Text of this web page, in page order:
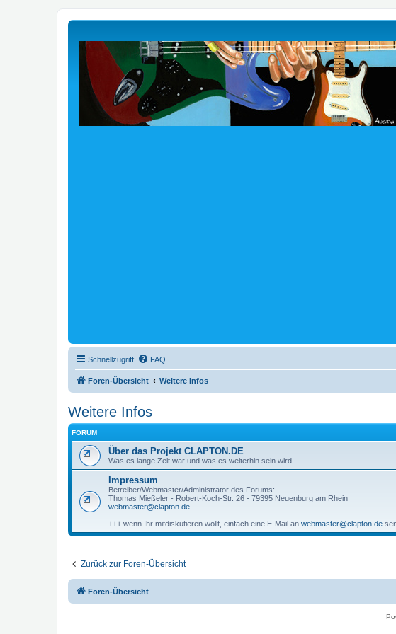
Schnellzugriff FAQ
Foren-Übersicht Weitere Infos
Weitere Infos
FORUM
Über das Projekt CLAPTON.DE
Was es lange Zeit war und was es weiterhin sein wird
Impressum
Betreiber/Webmaster/Administrator des Forums:
Thomas Mießeler - Robert-Koch-Str. 26 - 79395 Neuenburg am Rhein
webmaster@clapton.de
+++ wenn Ihr mitdiskutieren wollt, einfach eine E-Mail an webmaster@clapton.de
Zurück zur Foren-Übersicht
Foren-Übersicht